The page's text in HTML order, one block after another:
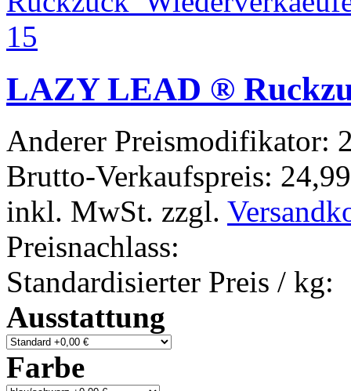
LAZY LEAD ®
Anderer Preismodifikator:
Brutto-Verkaufspreis:
inkl. MwSt. zzgl.
Preisnachlass:
Standardisierter Preis / kg:
Ausstattung
Farbe